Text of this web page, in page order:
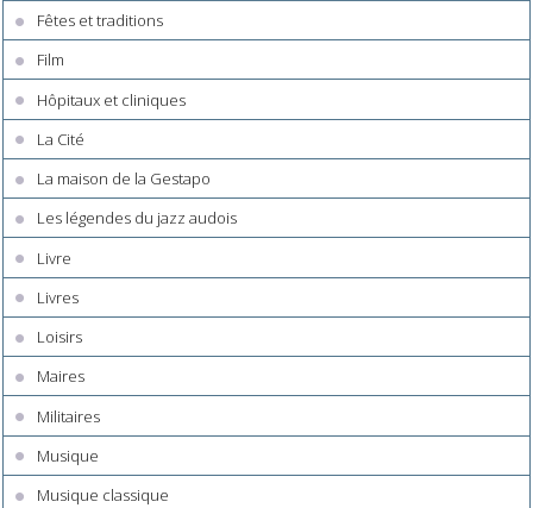
Fêtes et traditions
Film
Hôpitaux et cliniques
La Cité
La maison de la Gestapo
Les légendes du jazz audois
Livre
Livres
Loisirs
Maires
Militaires
Musique
Musique classique